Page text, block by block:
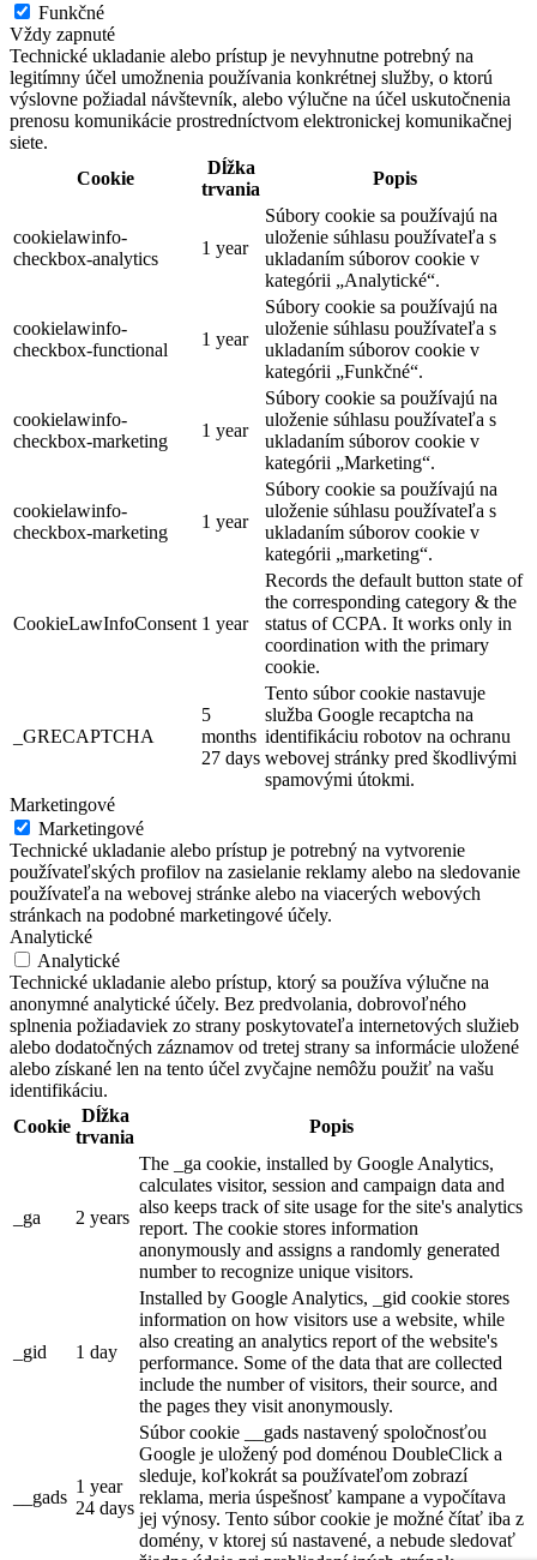
Funkčné
Vždy zapnuté
Technické ukladanie alebo prístup je nevyhnutne potrebný na
legitímny účel umožnenia používania konkrétnej služby, o ktorú
výslovne požiadal návštevník, alebo výlučne na účel uskutočnenia
prenosu komunikácie prostredníctvom elektronickej komunikačnej
siete.
Cookie
Dĺžka
trvania
Popis
cookielawinfo-
checkbox-analytics
1 year
Súbory cookie sa používajú na
uloženie súhlasu používateľa s
ukladaním súborov cookie v
kategórii „Analytické“.
cookielawinfo-
checkbox-functional
1 year
Súbory cookie sa používajú na
uloženie súhlasu používateľa s
ukladaním súborov cookie v
kategórii „Funkčné“.
cookielawinfo-
checkbox-marketing
1 year
Súbory cookie sa používajú na
uloženie súhlasu používateľa s
ukladaním súborov cookie v
kategórii „Marketing“.
cookielawinfo-
checkbox-marketing
1 year
Súbory cookie sa používajú na
uloženie súhlasu používateľa s
ukladaním súborov cookie v
kategórii „marketing“.
CookieLawInfoConsent 1 year
Records the default button state of
the corresponding category & the
status of CCPA. It works only in
coordination with the primary
cookie.
_GRECAPTCHA
5
months
27 days
Tento súbor cookie nastavuje
služba Google recaptcha na
identifikáciu robotov na ochranu
webovej stránky pred škodlivými
spamovými útokmi.
Marketingové
Marketingové
Technické ukladanie alebo prístup je potrebný na vytvorenie
používateľských profilov na zasielanie reklamy alebo na sledovanie
používateľa na webovej stránke alebo na viacerých webových
stránkach na podobné marketingové účely.
Analytické
Analytické
Technické ukladanie alebo prístup, ktorý sa používa výlučne na
anonymné analytické účely. Bez predvolania, dobrovoľného
splnenia požiadaviek zo strany poskytovateľa internetových služieb
alebo dodatočných záznamov od tretej strany sa informácie uložené
alebo získané len na tento účel zvyčajne nemôžu použiť na vašu
identifikáciu.
Cookie
Dĺžka
trvania
Popis
_ga 2 years
The _ga cookie, installed by Google Analytics,
calculates visitor, session and campaign data and
also keeps track of site usage for the site's analytics
report. The cookie stores information
anonymously and assigns a randomly generated
number to recognize unique visitors.
_gid 1 day
Installed by Google Analytics, _gid cookie stores
information on how visitors use a website, while
also creating an analytics report of the website's
performance. Some of the data that are collected
include the number of visitors, their source, and
the pages they visit anonymously.
__gads
1 year
24 days
Súbor cookie __gads nastavený spoločnosťou
Google je uložený pod doménou DoubleClick a
sleduje, koľkokrát sa používateľom zobrazí
reklama, meria úspešnosť kampane a vypočítava
jej výnosy. Tento súbor cookie je možné čítať iba z
domény, v ktorej sú nastavené, a nebude sledovať